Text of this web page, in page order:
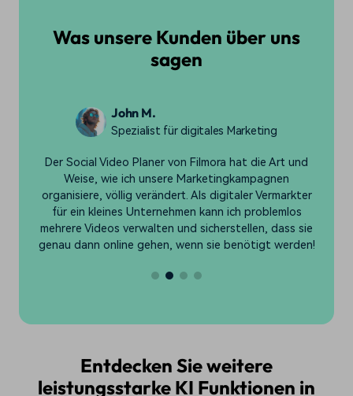
Was unsere Kunden über uns
sagen
Samantha L.
YouTube Content Creator
Dieses Tool ist perfekt für Content Creator wie mich.
Die Möglichkeit, ein Video auf Youtube zu planen, zu
erstellen und zu terminieren, hat meinen Workflow
mehr vereinfacht, als ich je für möglich gehalten hätte!
Entdecken Sie weitere
leistungsstarke KI Funktionen in